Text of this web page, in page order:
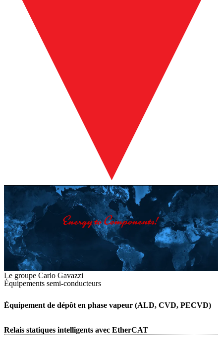
Le groupe Carlo Gavazzi
Équipements semi-conducteurs
Équipement de dépôt en phase vapeur (ALD, CVD, PECVD)
Relais statiques intelligents avec EtherCAT